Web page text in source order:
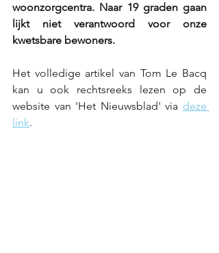
woonzorgcentra. Naar 19 graden gaan
lijkt niet verantwoord voor onze
kwetsbare bewoners.
Het volledige artikel van Tom Le Bacq
kan u ook rechtsreeks lezen op de
website van 'Het Nieuwsblad' via deze
link.